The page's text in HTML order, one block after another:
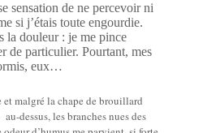
sensation de ne percevoir ni
si j’étais toute engourdie.
la douleur : je me pince
de particulier. Pourtant, mes
eux…
malgré la chape de brouillard
dessus, les branches nues des